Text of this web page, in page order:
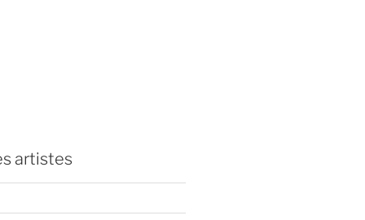
artistes